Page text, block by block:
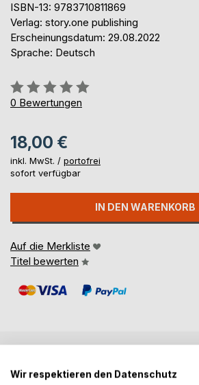
ISBN-13: 9783710811869
Verlag: story.one publishing
Erscheinungsdatum: 29.08.2022
Sprache: Deutsch
Bewertung::
0%
0 Bewertungen
18,00 €
inkl. MwSt. / portofrei
sofort verfügbar
IN DEN WARENKORB
Auf die Merkliste
Titel bewerten
BESCHREIBUNG
Wir respektieren den Datenschutz